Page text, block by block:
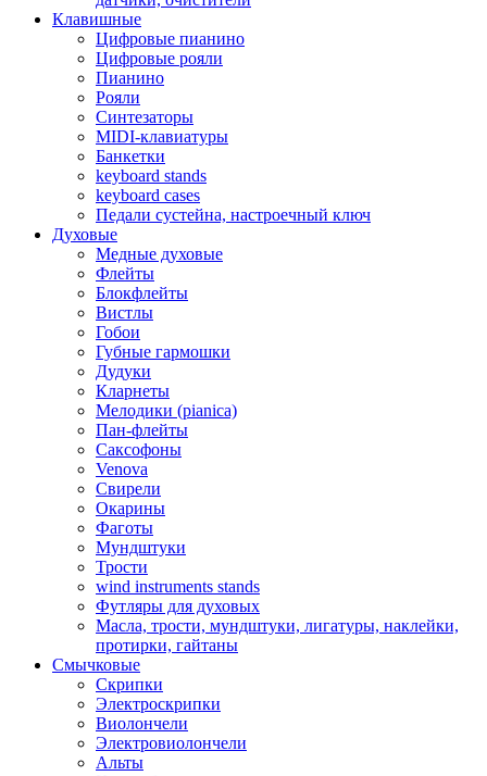
Клавишные
Цифровые пианино
Цифровые рояли
Пианино
Рояли
Синтезаторы
MIDI-клавиатуры
Банкетки
keyboard stands
keyboard cases
Педали сустейна, настроечный ключ
Духовые
Медные духовые
Флейты
Блокфлейты
Вистлы
Гобои
Губные гармошки
Дудуки
Кларнеты
Мелодики (pianica)
Пан-флейты
Саксофоны
Venova
Свирели
Окарины
Фаготы
Мундштуки
Трости
wind instruments stands
Футляры для духовых
Масла, трости, мундштуки, лигатуры, наклейки,
протирки, гайтаны
Смычковые
Скрипки
Электроскрипки
Виолончели
Электровиолончели
Альты